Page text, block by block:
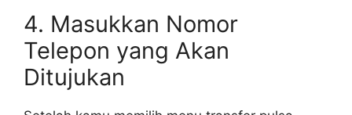
4. Masukkan Nomor
Telepon yang Akan
Ditujukan